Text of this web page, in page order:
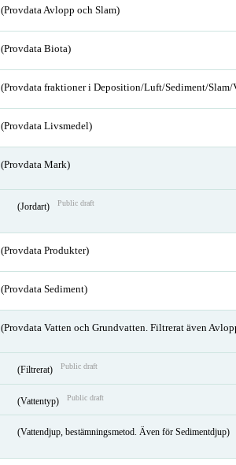
(Provdata Avlopp och Slam)
(Provdata Biota)
(Provdata fraktioner i Deposition/Luft/Sediment/Slam/
(Provdata Livsmedel)
(Provdata Mark)
(Jordart) Public draft
(Provdata Produkter)
(Provdata Sediment)
(Provdata Vatten och Grundvatten. Filtrerat även
(Filtrerat) Public draft
(Vattentyp) Public draft
(Vattendjup, bestämningsmetod. Även för Sedimentdjup)